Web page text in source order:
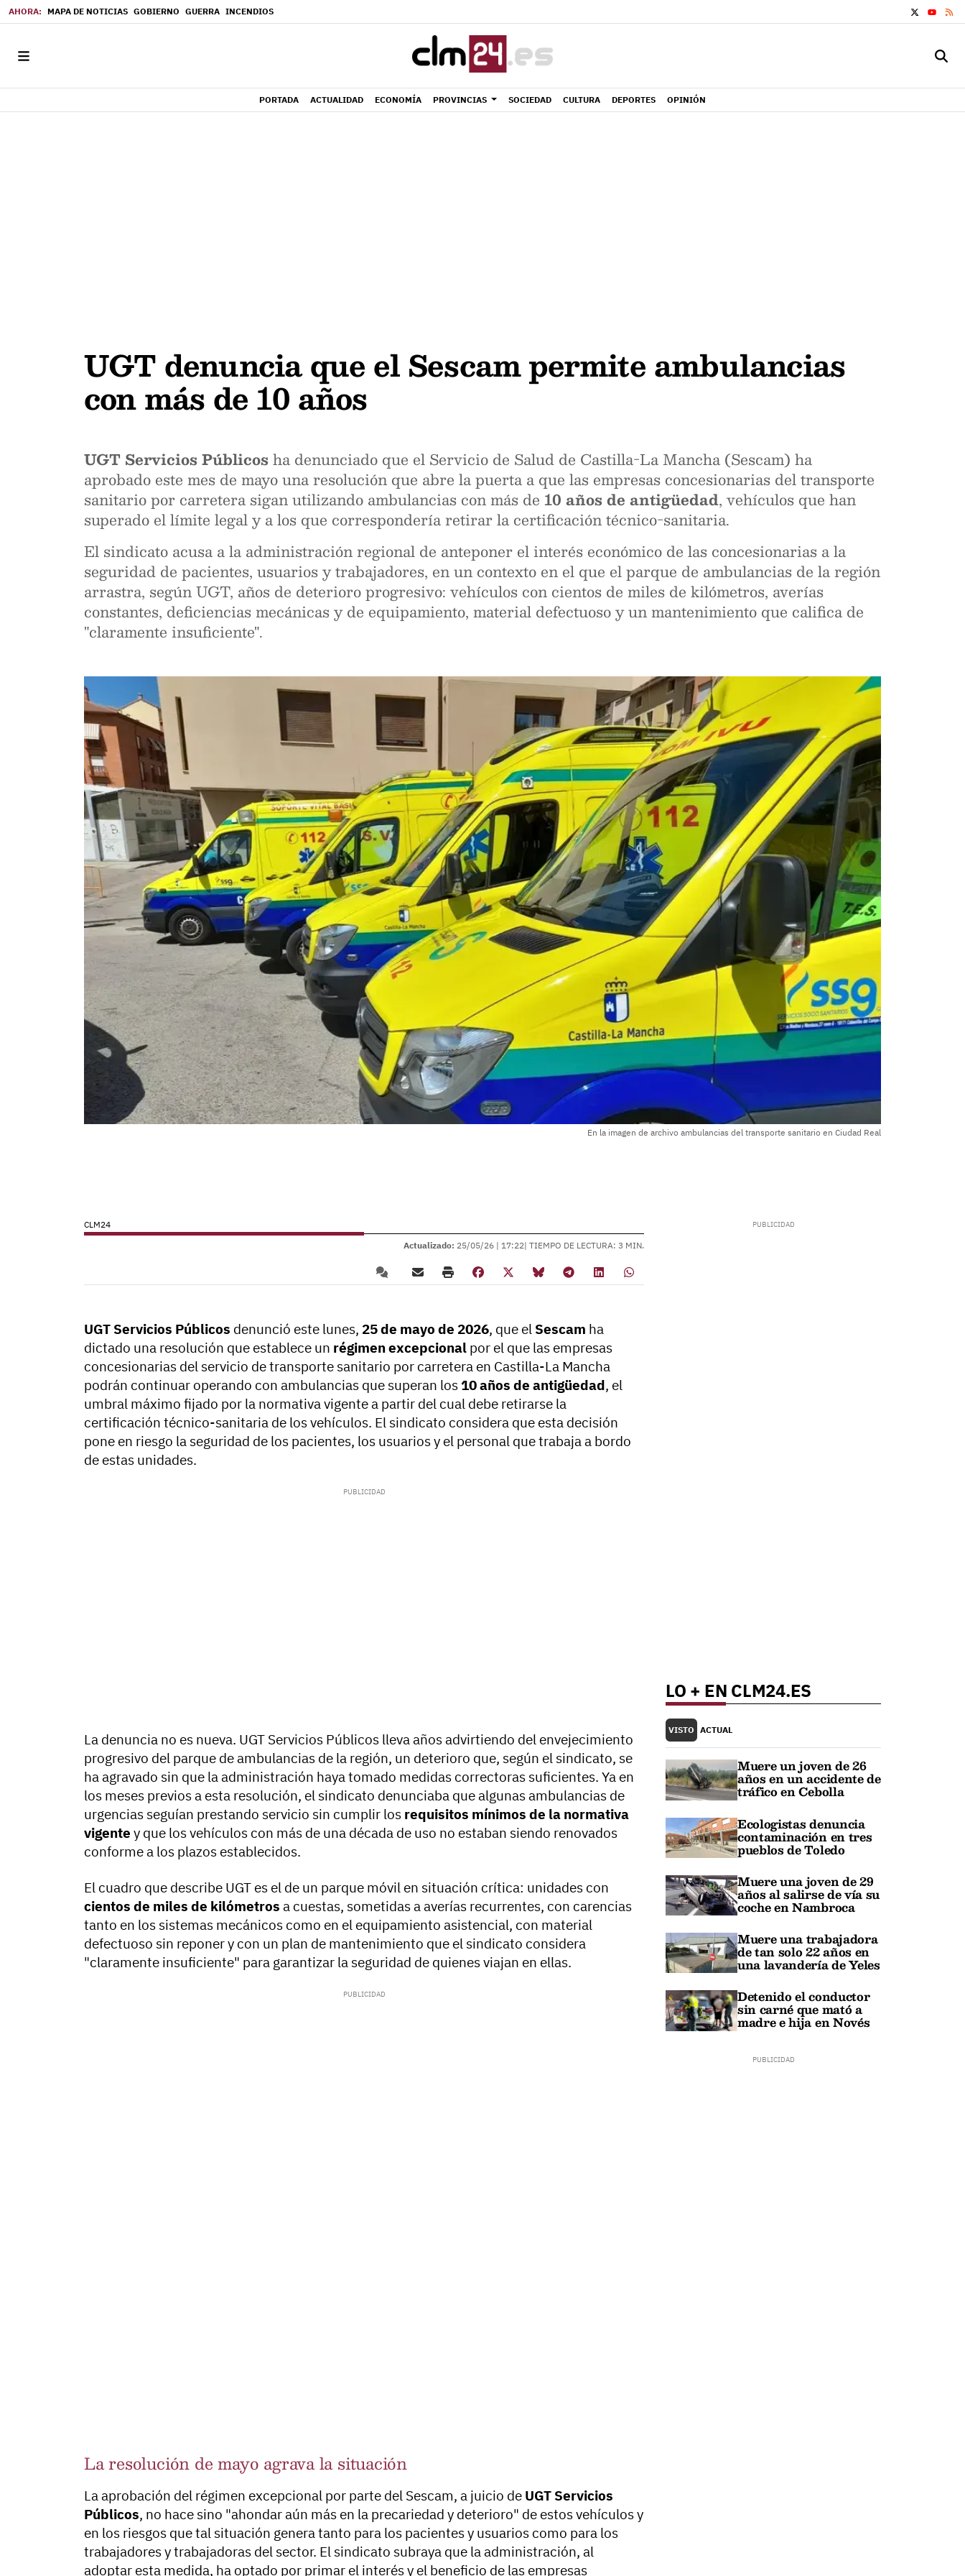
MAPA DE NOTICIAS GOBIERNO GUERRA INCENDIOS
YOUTUBE
PORTADA ACTUALIDAD ECONOMÍA PROVINCIAS SOCIEDAD CULTURA DEPORTES OPINIÓN
UGT denuncia que el Sescam permite ambulancias
con más de 10 años
UGT Servicios Públicos ha denunciado que el Servicio de Salud de Castilla-La Mancha (Sescam) ha
aprobado este mes de mayo una resolución que abre la puerta a que las empresas concesionarias del transporte
sanitario por carretera sigan utilizando ambulancias con más de 10 años de antigüedad, vehículos que han
superado el límite legal y a los que correspondería retirar la certificación técnico-sanitaria.
El sindicato acusa a la administración regional de anteponer el interés económico de las concesionarias a la
seguridad de pacientes, usuarios y trabajadores, en un contexto en el que el parque de ambulancias de la región
arrastra, según UGT, años de deterioro progresivo: vehículos con cientos de miles de kilómetros, averías
constantes, deficiencias mecánicas y de equipamiento, material defectuoso y un mantenimiento que califica de
"claramente insuficiente".
En la imagen de archivo ambulancias del transporte sanitario en Ciudad Real
CLM24
Actualizado: 25/05/26 | 17:22| TIEMPO DE LECTURA: 3 MIN.
UGT Servicios Públicos denunció este lunes, 25 de mayo de 2026, que el Sescam ha
dictado una resolución que establece un régimen excepcional por el que las empresas
concesionarias del servicio de transporte sanitario por carretera en Castilla-La Mancha
podrán continuar operando con ambulancias que superan los 10 años de antigüedad, el
umbral máximo fijado por la normativa vigente a partir del cual debe retirarse la
certificación técnico-sanitaria de los vehículos. El sindicato considera que esta decisión
pone en riesgo la seguridad de los pacientes, los usuarios y el personal que trabaja a bordo
de estas unidades.
La denuncia no es nueva. UGT Servicios Públicos lleva años advirtiendo del envejecimiento
progresivo del parque de ambulancias de la región, un deterioro que, según el sindicato, se
ha agravado sin que la administración haya tomado medidas correctoras suficientes. Ya en
los meses previos a esta resolución, el sindicato denunciaba que algunas ambulancias de
urgencias seguían prestando servicio sin cumplir los requisitos mínimos de la normativa
vigente y que los vehículos con más de una década de uso no estaban siendo renovados
conforme a los plazos establecidos.
El cuadro que describe UGT es el de un parque móvil en situación crítica: unidades con
cientos de miles de kilómetros a cuestas, sometidas a averías recurrentes, con carencias
tanto en los sistemas mecánicos como en el equipamiento asistencial, con material
defectuoso sin reponer y con un plan de mantenimiento que el sindicato considera
"claramente insuficiente" para garantizar la seguridad de quienes viajan en ellas.
La resolución de mayo agrava la situación
La aprobación del régimen excepcional por parte del Sescam, a juicio de UGT Servicios
Públicos, no hace sino "ahondar aún más en la precariedad y deterioro" de estos vehículos y
en los riesgos que tal situación genera tanto para los pacientes y usuarios como para los
trabajadores y trabajadoras del sector. El sindicato subraya que la administración, al
adoptar esta medida, ha optado por primar el interés y el beneficio de las empresas
LO + EN CLM24.ES
VISTO ACTUAL
Muere un joven de 26
años en un accidente de
tráfico en Cebolla
Ecologistas denuncia
contaminación en tres
pueblos de Toledo
Muere una joven de 29
años al salirse de vía su
coche en Nambroca
Muere una trabajadora
de tan solo 22 años en
una lavandería de Yeles
Detenido el conductor
sin carné que mató a
madre e hija en Novés